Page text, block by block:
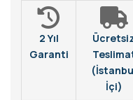
2 Yıl
Garanti
İçi)